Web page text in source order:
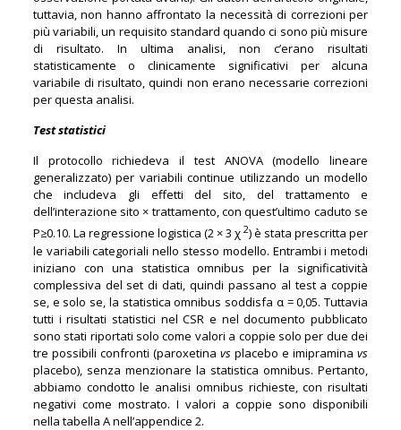
tuttavia, non hanno affrontato la necessità di correzioni per
più variabili, un requisito standard quando ci sono più misure
di risultato. In ultima analisi, non c’erano risultati
statisticamente o clinicamente significativi per alcuna
variabile di risultato, quindi non erano necessarie correzioni
per questa analisi.
Test statistici
Il protocollo richiedeva il test ANOVA (modello lineare
generalizzato) per variabili continue utilizzando un modello
che includeva gli effetti del sito, del trattamento e
dell’interazione sito × trattamento, con quest’ultimo caduto se
P≥0.10. La regressione logistica (2 × 3 χ2) è stata prescritta per
le variabili categoriali nello stesso modello. Entrambi i metodi
iniziano con una statistica omnibus per la significatività
complessiva del set di dati, quindi passano al test a coppie
se, e solo se, la statistica omnibus soddisfa α = 0,05. Tuttavia
tutti i risultati statistici nel CSR e nel documento pubblicato
sono stati riportati solo come valori a coppie solo per due dei
tre possibili confronti (paroxetina vs placebo e imipraminavs
placebo), senza menzionare la statistica omnibus. Pertanto,
abbiamo condotto le analisi omnibus richieste, con risultati
negativi come mostrato. I valori a coppie sono disponibili
nella tabella A nell’appendice 2.